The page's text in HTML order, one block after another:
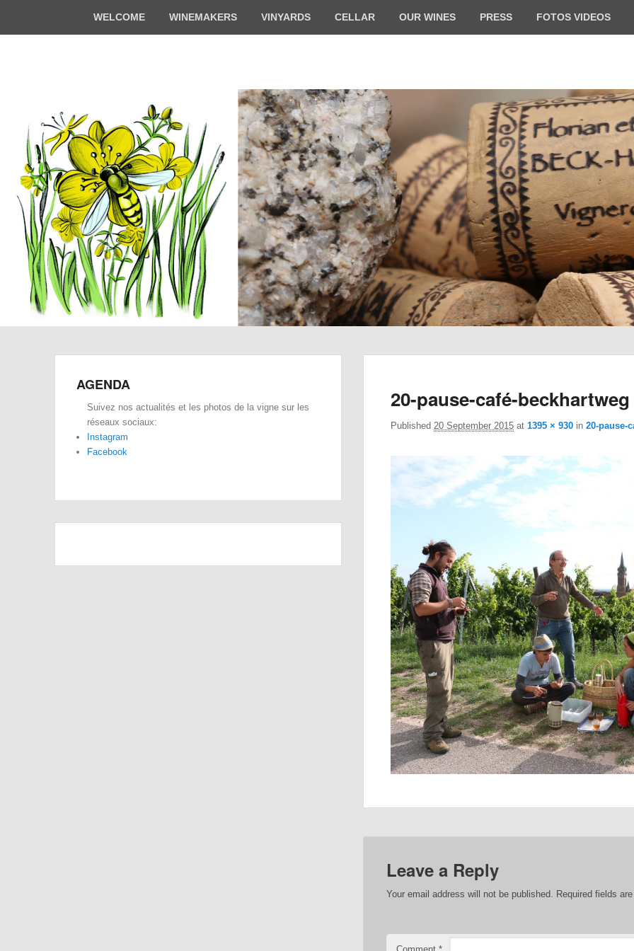
WELCOME WINEMAKERS VINYARDS CELLAR OUR WINES PRESS FOTOS VIDEOS
Organic winemakers in Alsace
20-pause-café-beckhartweg
Published 20 September 2015 at 1395 × 930 in 20-pause-
Leave a Reply
Your email address will not be published. Required fields
AGENDA
Suivez nos actualités et les photos de la vigne sur les
réseaux sociaux:
Instagram
Facebook